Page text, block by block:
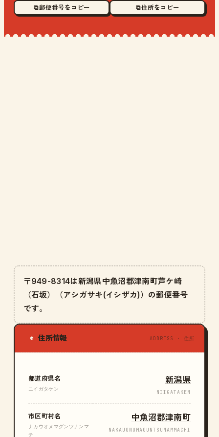
⧉ 郵便番号をコピー ⧉ 住所をコピー
〒949-8314は新潟県中魚沼郡津南町芦ケ崎
（石坂）（アシガサキ(イシザカ)）の郵便番号
です。
◉ 住所情報 ADDRESS · 住所
都道府県名
ニイガタケン
新潟県
NIIGATAKEN
市区町村名
ナカウオヌマグンツナンマ
チ
中魚沼郡津南町
NAKAUONUMAGUNTSUNAMMACHI